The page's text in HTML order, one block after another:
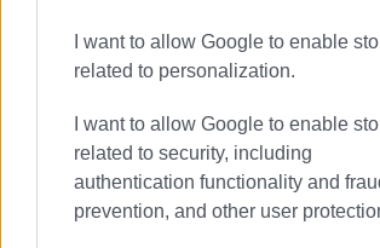
I want to allow Google to enable
related to personalization.
I want to allow Google to enable
related to security, including
authentication functionality and
prevention, and other user